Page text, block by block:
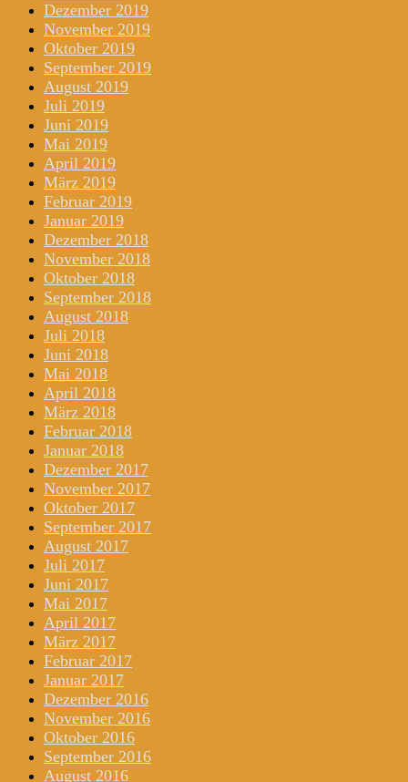
Dezember 2019
November 2019
Oktober 2019
September 2019
August 2019
Juli 2019
Juni 2019
Mai 2019
April 2019
März 2019
Februar 2019
Januar 2019
Dezember 2018
November 2018
Oktober 2018
September 2018
August 2018
Juli 2018
Juni 2018
Mai 2018
April 2018
März 2018
Februar 2018
Januar 2018
Dezember 2017
November 2017
Oktober 2017
September 2017
August 2017
Juli 2017
Juni 2017
Mai 2017
April 2017
März 2017
Februar 2017
Januar 2017
Dezember 2016
November 2016
Oktober 2016
September 2016
August 2016